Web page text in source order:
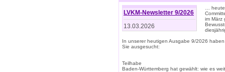
LVKM-Newsletter 9/2026
13.03.2026
…
im März
In unserer heutigen Ausgabe 9/2026
Sie ausgesucht:
Teilhabe
Baden-Württemberg hat gewählt: wie es